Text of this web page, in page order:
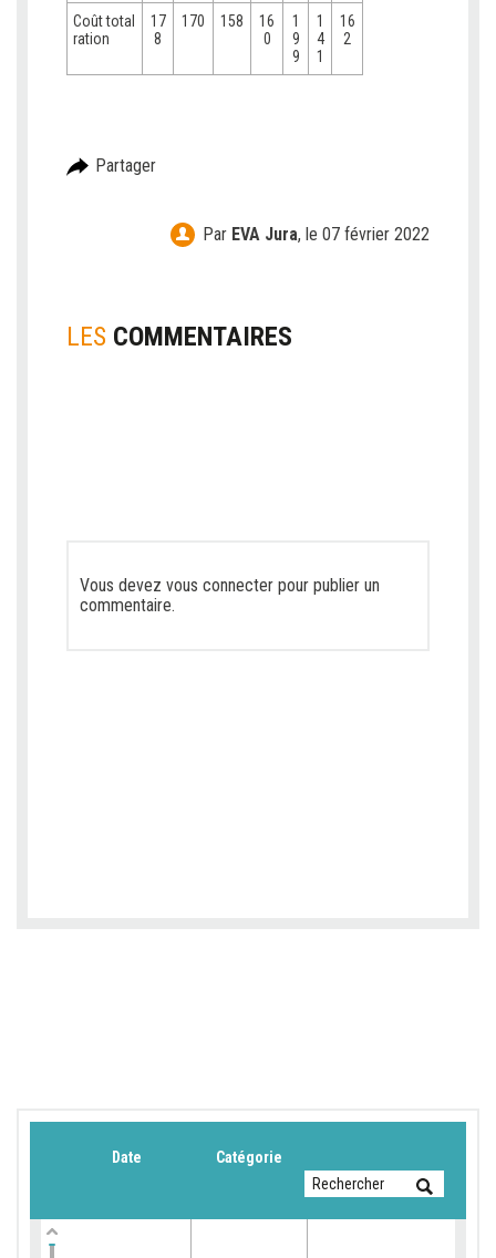
Coût total
ration
17
8
170 158
16
0
1
9
9
1
4
1
16
2
Partager
Par EVA Jura, le 07 février 2022
LES COMMENTAIRES
Vous devez vous connecter pour publier un
commentaire.
Date Catégorie